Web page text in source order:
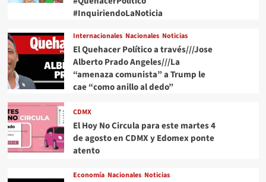
#InquiriendoLaNoticia
Internacionales Nacionales Noticias
El Quehacer Político a través///Jose
Alberto Prado Angeles///La
“amenaza comunista” a Trump le
cae “como anillo al dedo”
CDMX
El Hoy No Circula para este martes 4
de agosto en CDMX y Edomex ponte
atento
Economía Nacionales Noticias